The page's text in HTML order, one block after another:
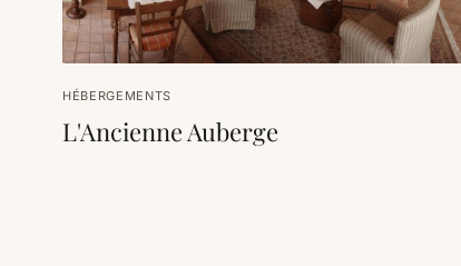
HÉBERGEMENTS
L'Ancienne Auberge